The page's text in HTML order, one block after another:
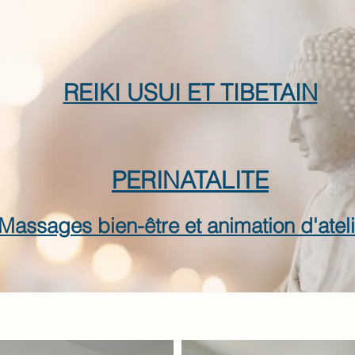
REIKI USUI ET TIBETAIN
PERINATALITE
bien-être et animation